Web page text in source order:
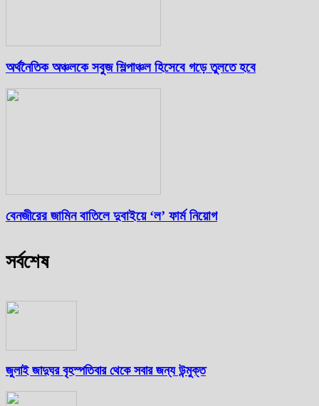
অর্থনৈতিক অঞ্চলকে সবুজ শিল্পাঞ্চল হিসেবে গড়ে তুলতে হবে
বেনজীরের জামিন বাতিলে দুবাইয়ে ‌‘ল’ ফার্ম নিয়োগ
সর্বশেষ
জুলাই জাদুঘর বৃহস্পতিবার থেকে সবার জন্য উন্মুক্ত